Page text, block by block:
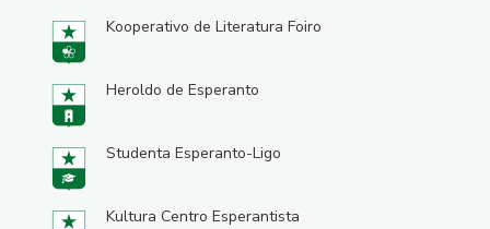
Kooperativo de Literatura Foiro
Heroldo de Esperanto
Studenta Esperanto-Ligo
Kultura Centro Esperantista